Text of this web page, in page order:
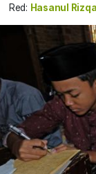
Red: Hasanul Rizqa